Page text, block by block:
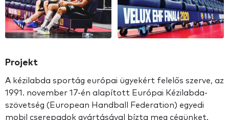
Projekt
A kézilabda sportág európai ügyekért felelős szerve, az
1991. november 17-én alapított Európai Kézilabda-
szövetség (European Handball Federation) egyedi
mobil cserepadok gyártásával bízta meg cégünket.